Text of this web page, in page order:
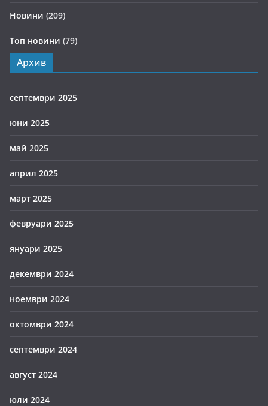
Новини (209)
Топ новини (79)
Архив
септември 2025
юни 2025
май 2025
април 2025
март 2025
февруари 2025
януари 2025
декември 2024
ноември 2024
октомври 2024
септември 2024
август 2024
юли 2024